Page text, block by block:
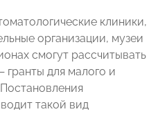
клиники,
организации, музеи
смогут рассчитывать
для малого и
такой вид